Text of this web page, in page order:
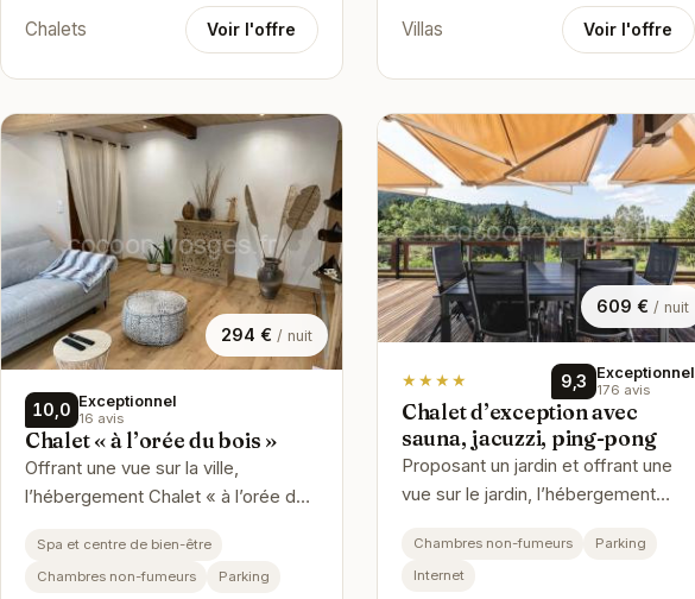
Chalets Voir l'offre Villas Voir l'offre
294 € / nuit
10,0 Exceptionnel
16 avis
Chalet « à l’orée du bois »
Offrant une vue sur la ville,
l’hébergement Chalet « à l’orée du
terrasse et un spa et centre de
bie…
Spa et centre de bien-être
Chambres non-fumeurs
Parking
609 € / nuit
★★★★ 9,3 Exceptionnel
176 avis
Chalet d’exception avec
sauna, jacuzzi, ping-pong
Proposant un jardin et offrant une
vue sur le jardin, l’hébergement
jacuzzi, ping-pong se situe à L…
Chambres non-fumeurs
Parking
Internet